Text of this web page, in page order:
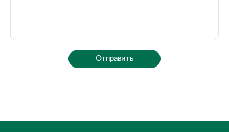
Отправить